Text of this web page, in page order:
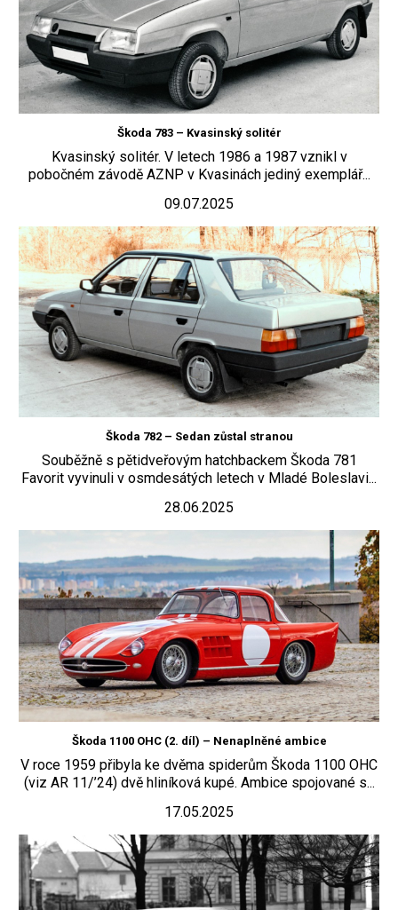
Škoda 783 – Kvasinský solitér
Kvasinský solitér. V letech 1986 a 1987 vznikl v
pobočném závodě AZNP v Kvasinách jediný exemplář...
09.07.2025
Škoda 782 – Sedan zůstal stranou
Souběžně s pětidveřovým hatchbackem Škoda 781
Favorit vyvinuli v osmdesátých letech v Mladé Boleslavi...
28.06.2025
Škoda 1100 OHC (2. díl) – Nenaplněné ambice
V roce 1959 přibyla ke dvěma spiderům Škoda 1100 OHC
(viz AR 11/’24) dvě hliníková kupé. Ambice spojované s...
17.05.2025